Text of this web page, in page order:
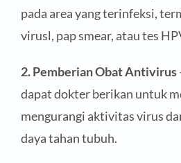
pada area yang terinfeksi,
virusl, pap smear, atau tes
2. Pemberian Obat Antivirus
dapat dokter berikan untuk
mengurangi aktivitas virus
daya tahan tubuh.